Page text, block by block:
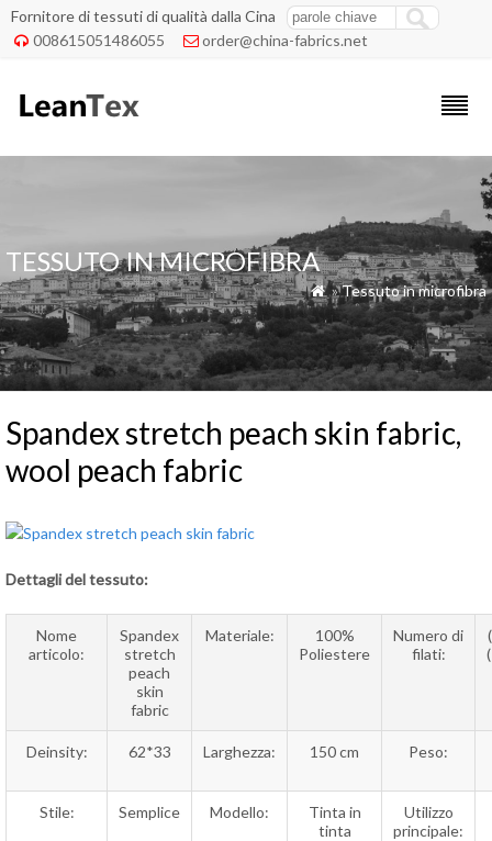
Fornitore di tessuti di qualità dalla Cina
 008615051486055  order@china-fabrics.net
TESSUTO IN MICROFIBRA
 »Tessuto in microfibra
Spandex stretch peach skin fabric,
wool peach fabric
Dettagli del tessuto:
Nome
articolo:
Spandex
stretch
peach
skin
fabric
Materiale:
100%
Poliestere
Numero di
filati:
Deinsity: 62*33 Larghezza: 150 cm Peso:
Stile: Semplice Modello:
Tinta in
tinta
Utilizzo
principale: